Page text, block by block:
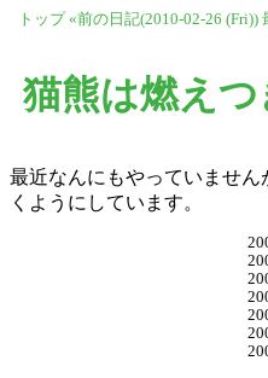
トップ «前の日記(2010-02-26 (Fri))
猫熊は燃えつ
最近なんにもやっていません
くようにしています。